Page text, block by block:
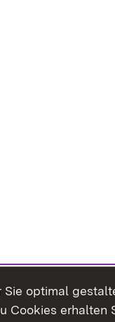
Sie optimal
Cookies erhalten